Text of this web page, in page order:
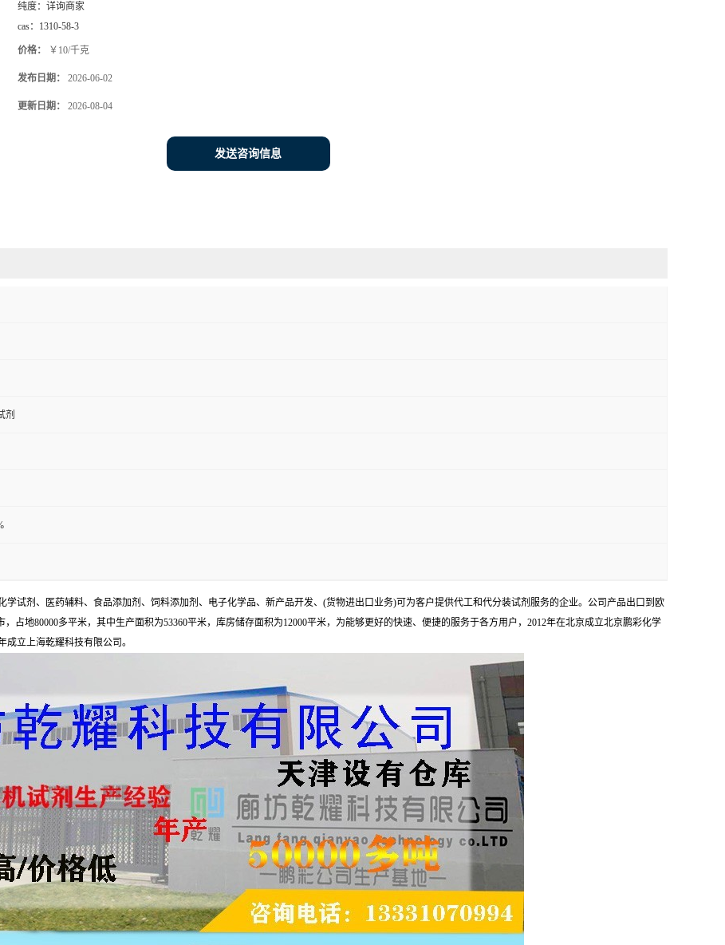
纯度： 详询商家
cas： 1310-58-3
价格： ￥10/千克
发布日期： 2026-06-02
更新日期： 2026-08-04
发送咨询信息
剂
试剂、医药辅料、食品添加剂、饲料添加剂、电子化学品、新产品开发、(货物进出口业务)可为客户提供代工和代分装试剂服务的企业。公司产品出口到欧
占地80000多平米，其中生产面积为53360平米，库房储存面积为12000平米，为能够更好的快速、便捷的服务于各方用户，2012年在北京成立北京鹏彩化学
成立上海乾耀科技有限公司。